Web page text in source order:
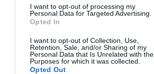
I want to opt-out of processing my
Personal Data for Targeted Advertising.
Opted In
I want to opt-out of Collection, Use,
Retention, Sale, and/or Sharing of my
Personal Data that Is Unrelated with the
Purposes for which it was collected.
Opted Out
25 Luglio 2026